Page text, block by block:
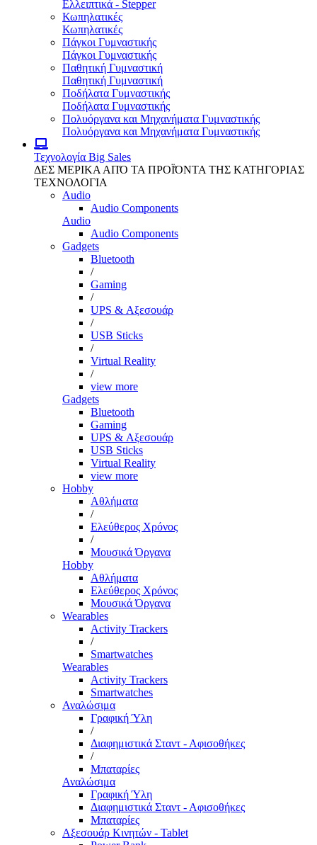
Ελλειπτικά - Stepper
Κωπηλατικές
Κωπηλατικές
Πάγκοι Γυμναστικής
Πάγκοι Γυμναστικής
Παθητική Γυμναστική
Παθητική Γυμναστική
Ποδήλατα Γυμναστικής
Ποδήλατα Γυμναστικής
Πολυόργανα και Μηχανήματα Γυμναστικής
Πολυόργανα και Μηχανήματα Γυμναστικής
Τεχνολογία Big Sales
ΔΕΣ ΜΕΡΙΚΑ ΑΠΌ ΤΑ ΠΡΟΪΌΝΤΑ ΤΗΣ ΚΑΤΗΓΟΡΙΑΣ
ΤΕΧΝΟΛΟΓΙΑ
Audio
Audio Components
Audio
Audio Components
Gadgets
Bluetooth
/
Gaming
/
UPS & Αξεσουάρ
/
USB Sticks
/
Virtual Reality
/
view more
Gadgets
Bluetooth
Gaming
UPS & Αξεσουάρ
USB Sticks
Virtual Reality
view more
Hobby
Αθλήματα
/
Ελεύθερος Χρόνος
/
Μουσικά Όργανα
Hobby
Αθλήματα
Ελεύθερος Χρόνος
Μουσικά Όργανα
Wearables
Activity Trackers
/
Smartwatches
Wearables
Activity Trackers
Smartwatches
Αναλώσιμα
Γραφική Ύλη
/
Διαφημιστικά Σταντ - Αφισοθήκες
/
Μπαταρίες
Αναλώσιμα
Γραφική Ύλη
Διαφημιστικά Σταντ - Αφισοθήκες
Μπαταρίες
Αξεσουάρ Κινητών - Tablet